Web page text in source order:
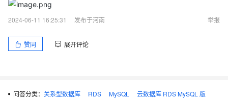
2024-06-11 16:25:31 发布于河南 举报
赞同 展开评论
问答分类： 关系型数据库 RDS MySQL
云数据库 RDS MySQL 版